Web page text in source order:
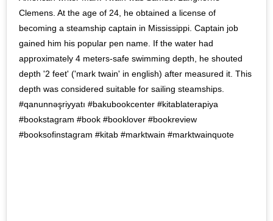
Clemens. At the age of 24, he obtained a license of
becoming a steamship captain in Mississippi. Captain job
gained him his popular pen name. If the water had
approximately 4 meters-safe swimming depth, he shouted
depth '2 feet' ('mark twain' in english) after measured it. This
depth was considered suitable for sailing steamships.
#qanunnəşriyyatı #bakubookcenter #kitablaterapiya
#bookstagram #book #booklover #bookreview
#booksofinstagram #kitab #marktwain #marktwainquote